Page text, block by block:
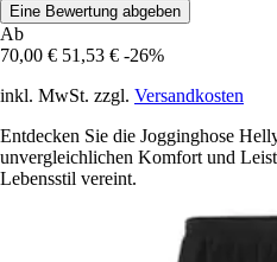
Eine Bewertung abgeben
Ab
70,00 € 51,53 € -26%
inkl. MwSt. zzgl. Versandkosten
Entdecken Sie die Jogginghose
unvergleichlichen Komfort und
Lebensstil vereint.